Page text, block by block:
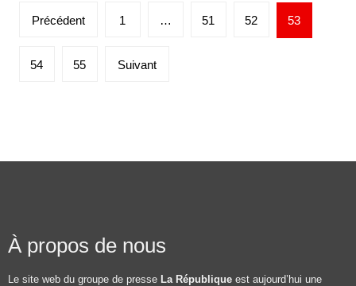
Précédent 1 … 51 52 53
54 55 Suivant
À propos de nous
Le site web du groupe de presse La République est aujourd’hui une